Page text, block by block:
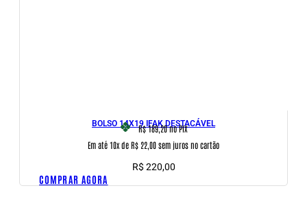
BOLSO 14X19 IFAK DESTACÁVEL
R$ 189,20no PIX
Em até 10x de R$ 22,00 sem juros no cartão
R$ 220,00
COMPRAR AGORA